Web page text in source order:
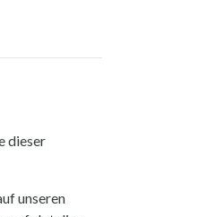
dieser
unseren